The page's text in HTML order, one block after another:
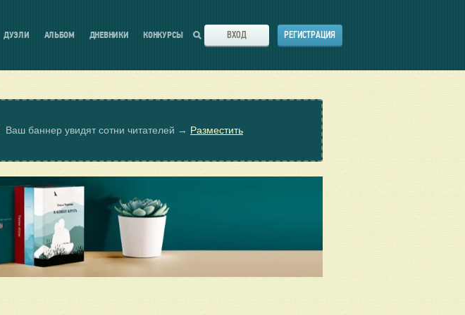
ДУЭЛИ АЛЬБОМ ДНЕВНИКИ КОНКУРСЫ ВХОД РЕГИСТРАЦИЯ
Ваш баннер увидят сотни читателей → Разместить